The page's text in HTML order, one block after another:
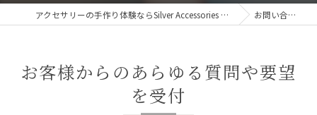
アクセサリーの手作り体験ならSilver Accessories REVE お問い合わせ
お客様からのあらゆる質問や要望
を受付